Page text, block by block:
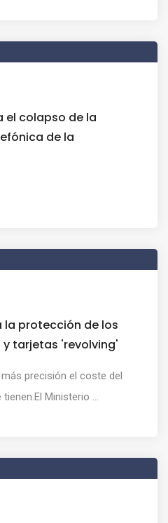
el colapso de la
de la
la protección de los
tarjetas 'revolving'
precisión el coste del
Ministerio ...